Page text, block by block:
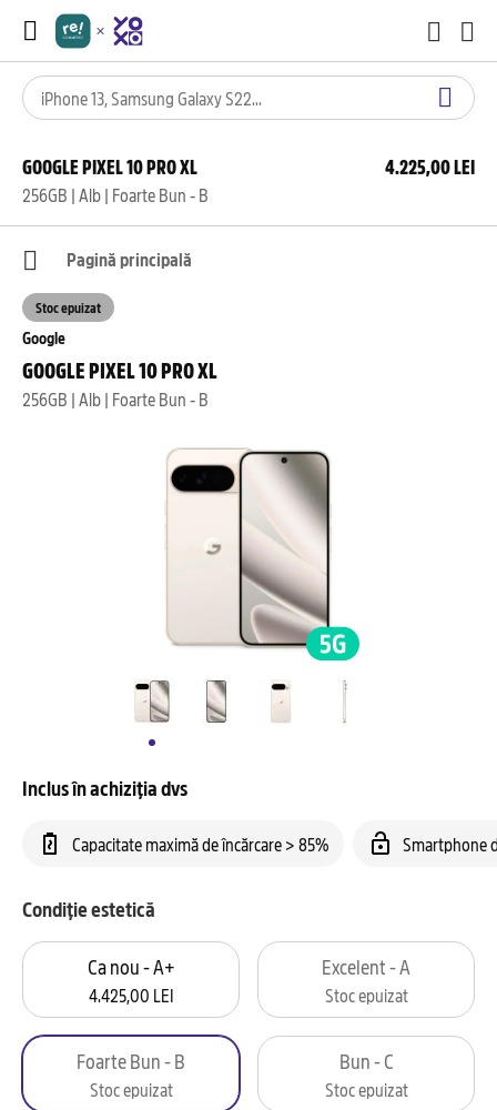
GOOGLE PIXEL 10 PRO XL
256GB | Alb | Foarte Bun - B
4.225,00 LEI
Pagină principală
Google
GOOGLE PIXEL 10 PRO XL
256GB | Alb | Foarte Bun - B
Stoc epuizat
Inclus în achiziția dvs
Capacitate maximă de încărcare > 85% Smartphone
Condiție estetică
Ca nou - A+
4.425,00 LEI
Excelent - A
Stoc epuizat
Foarte Bun - B
Stoc epuizat
Bun - C
Stoc epuizat